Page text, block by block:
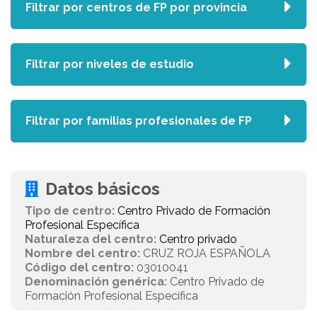
Datos básicos
Tipo de centro: Centro Privado de Formación
Profesional Específica
Naturaleza del centro: Centro privado
Nombre del centro: CRUZ ROJA ESPAÑOLA
Código del centro: 03010041
Denominación genérica: Centro Privado de
Formación Profesional Específica
Filtrar por centros de FP por provincia
Filtrar por niveles de estudio
Filtrar por familias profesionales de FP